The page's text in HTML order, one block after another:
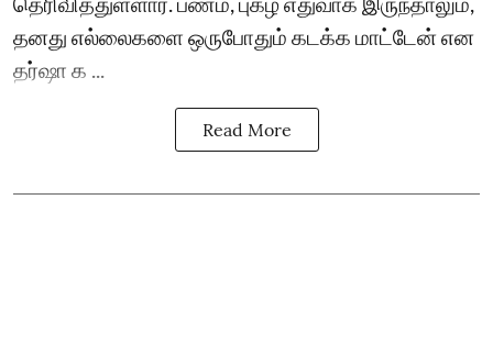
தனது எல்லைகளை ஒருபோதும் கடக்க மாட்டேன் என
தர்ஷா க ...
Read More